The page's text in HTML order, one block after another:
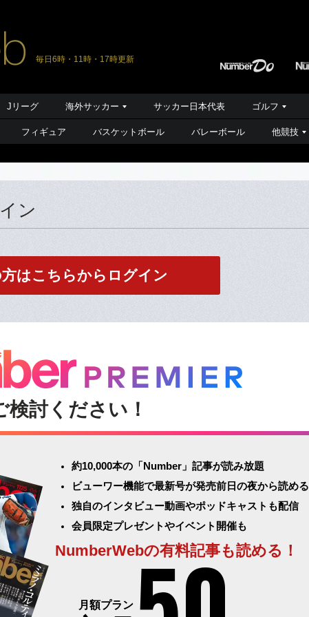
毎日6時・11時・17時更新
Jリーグ 海外サッカー サッカー日本代表 ゴルフ
フィギュア バスケットボール バレーボール 他競技
ン
はこちらからログイン
検討ください！
約10,000本の「Number」記事が読み放題
ビューワー機能で最新号が発売前日の夜から読める
独自のインタビュー動画やポッドキャストも配信
会員限定プレゼントやイベント開催も
NumberWebの有料記事も読める！
月額プラン